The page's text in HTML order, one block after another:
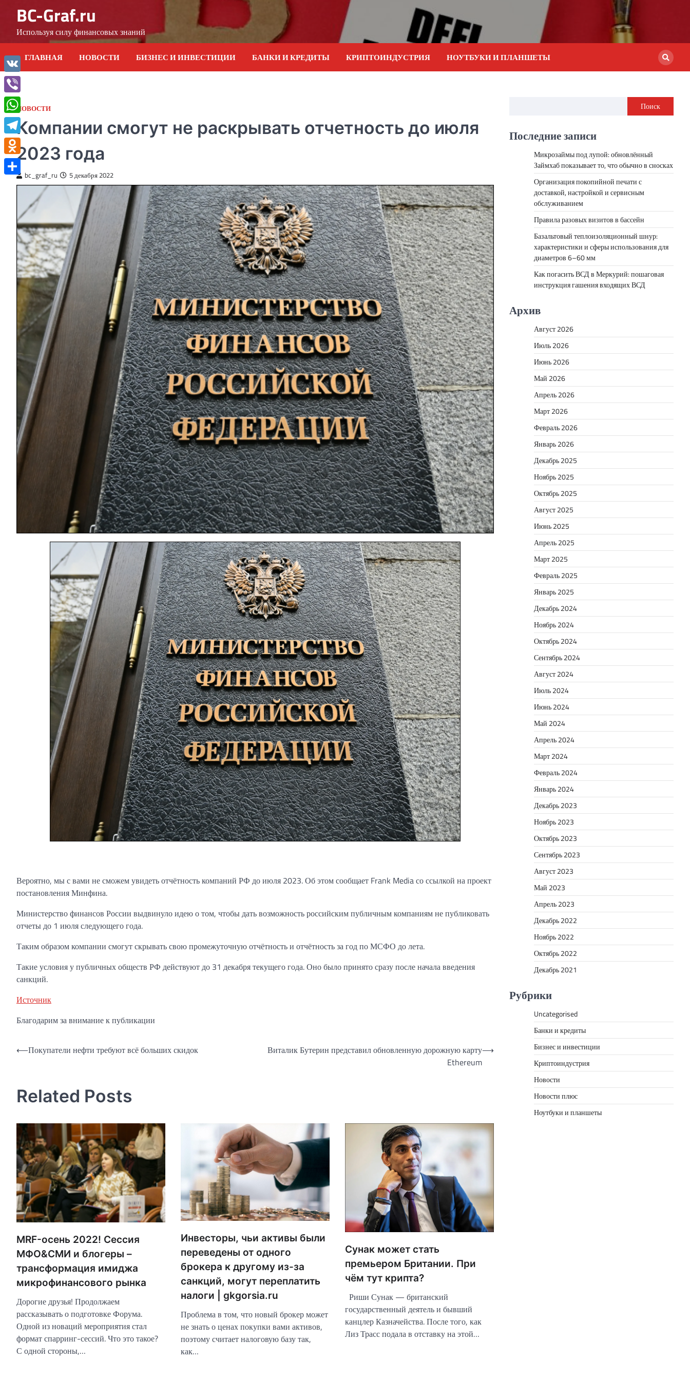
content
BC-Graf.ru
Используя силу финансовых знаний
ГЛАВНАЯ НОВОСТИ БИЗНЕС И ИНВЕСТИЦИИ БАНКИ И КРЕДИТЫ КРИПТОИНДУСТРИЯ НОУТБУКИ И ПЛАНШЕТЫ
НОВОСТИ
Компании смогут не раскрывать отчетность до июля
2023 года
bc_graf_ru 5 декабря 2022
Вероятно, мы с вами не сможем увидеть отчётность компаний РФ до июля 2023. Об этом сообщает Frank Media со ссылкой на проект
постановления Минфина.
Министерство финансов России выдвинуло идею о том, чтобы дать возможность российским публичным компаниям не публиковать
отчеты до 1 июля следующего года.
Таким образом компании смогут скрывать свою промежуточную отчётность и отчётность за год по МСФО до лета.
Такие условия у публичных обществ РФ действуют до 31 декабря текущего года. Оно было принято сразу после начала введения
санкций.
Источник
Благодарим за внимание к публикации
Навигация
⟵Покупатели нефти требуют всё больших скидок
Виталик Бутерин представил обновленную дорожную карту
Ethereum
⟶
Related Posts
MRF-осень 2022! Сессия
МФО&СМИ и блогеры –
трансформация имиджа
микрофинансового рынка
Дорогие друзья! Продолжаем
рассказывать о подготовке Форума.
Одной из новаций мероприятия стал
формат спарринг-сессий. Что это такое?
С одной стороны,…
Инвесторы, чьи активы были
переведены от одного
брокера к другому из-за
санкций, могут переплатить
налоги | gkgorsia.ru
Проблема в том, что новый брокер может
не знать о ценах покупки вами активов,
поэтому считает налоговую базу так,
как…
Сунак может стать
премьером Британии. При
чём тут крипта?
Риши Сунак — британский
государственный деятель и бывший
канцлер Казначейства. После того, как
Лиз Трасс подала в отставку на этой…
Поиск
Последние записи
Микрозаймы под лупой: обновлённый
Займхаб показывает то, что обычно в сносках
Организация покопийной печати с
доставкой, настройкой и сервисным
обслуживанием
Правила разовых визитов в бассейн
Базальтовый теплоизоляционный шнур:
характеристики и сферы использования для
диаметров 6–60 мм
Как погасить ВСД в Меркурий: пошаговая
инструкция гашения входящих ВСД
Архив
Август 2026
Июль 2026
Июнь 2026
Май 2026
Апрель 2026
Март 2026
Февраль 2026
Январь 2026
Декабрь 2025
Ноябрь 2025
Октябрь 2025
Август 2025
Июнь 2025
Апрель 2025
Март 2025
Февраль 2025
Январь 2025
Декабрь 2024
Ноябрь 2024
Октябрь 2024
Сентябрь 2024
Август 2024
Июль 2024
Июнь 2024
Май 2024
Апрель 2024
Март 2024
Февраль 2024
Январь 2024
Декабрь 2023
Ноябрь 2023
Октябрь 2023
Сентябрь 2023
Август 2023
Май 2023
Апрель 2023
Декабрь 2022
Ноябрь 2022
Октябрь 2022
Декабрь 2021
Рубрики
Uncategorised
Банки и кредиты
Бизнес и инвестиции
Криптоиндустрия
Новости
Новости плюс
Ноутбуки и планшеты
VK
Viber
WhatsApp
Telegram
Odnoklassniki
Отправить